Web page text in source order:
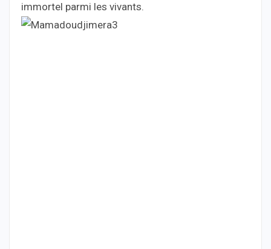
immortel parmi les vivants.